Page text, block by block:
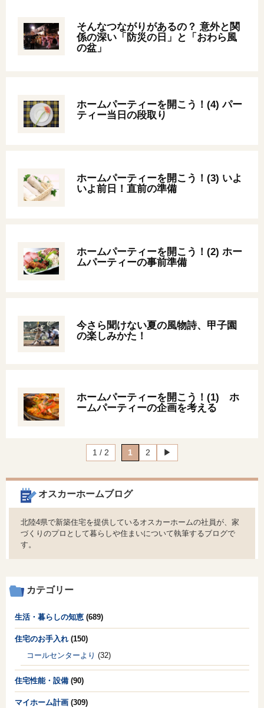
そんなつながりがあるの？ 意外と関
係の深い「防災の日」と「おわら風
の盆」
ホームパーティーを開こう！(4) パー
ティー当日の段取り
ホームパーティーを開こう！(3) いよ
いよ前日！直前の準備
ホームパーティーを開こう！(2) ホー
ムパーティーの事前準備
今さら聞けない夏の風物詩、甲子園
の楽しみかた！
ホームパーティーを開こう！(1) ホ
ームパーティーの企画を考える
1 / 2 1 2 ▶︎
オスカーホームブログ
北陸4県で新築住宅を提供しているオスカーホームの社員が、家
づくりのプロとして暮らしや住まいについて執筆するブログで
す。
カテゴリー
生活・暮らしの知恵 (689)
住宅のお手入れ (150)
コールセンターより (32)
住宅性能・設備 (90)
マイホーム計画 (309)